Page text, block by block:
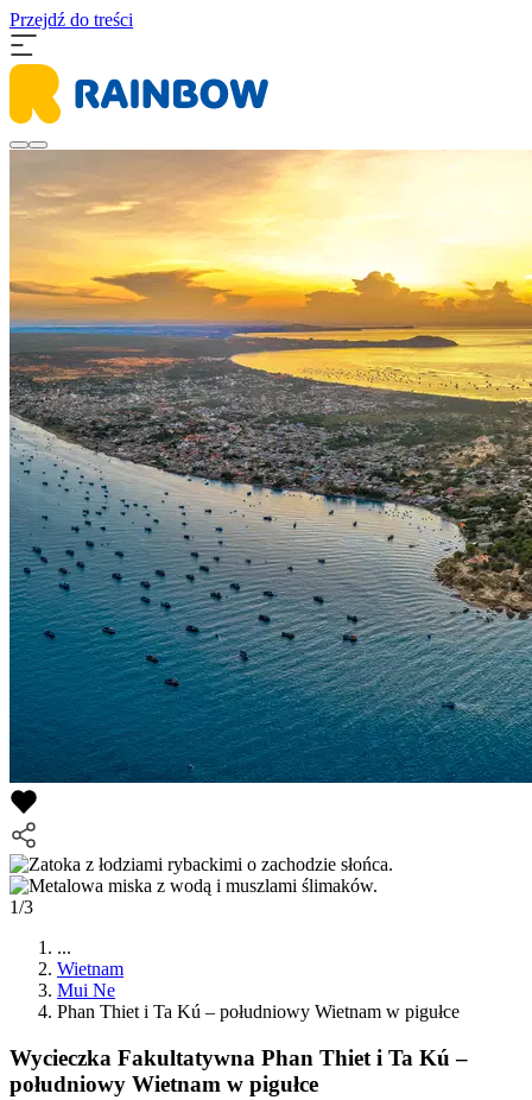
Przejdź do treści
1/3
...
Wietnam
Mui Ne
Phan Thiet i Ta Kú – południowy Wietnam w pigułce
Wycieczka Fakultatywna Phan Thiet i Ta Kú –
południowy Wietnam w pigułce